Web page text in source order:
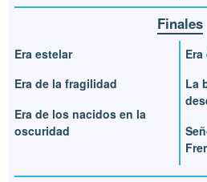
Finales
Era estelar
Era de la fragilidad
Era de los nacidos en la
oscuridad
La